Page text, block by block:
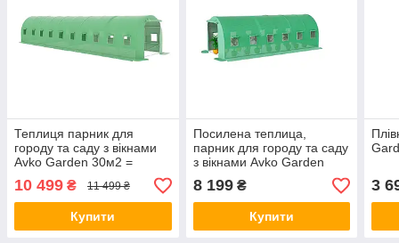
Теплиця парник для
городу та саду з вікнами
Avko Garden 30м2 =
1000*200*300
10 499 ₴ 11 499 ₴
Купити
Посилена теплица,
парник для городу та саду
з вікнами Avko Garden
18м2 600*300*200
8 199₴
Купити
3